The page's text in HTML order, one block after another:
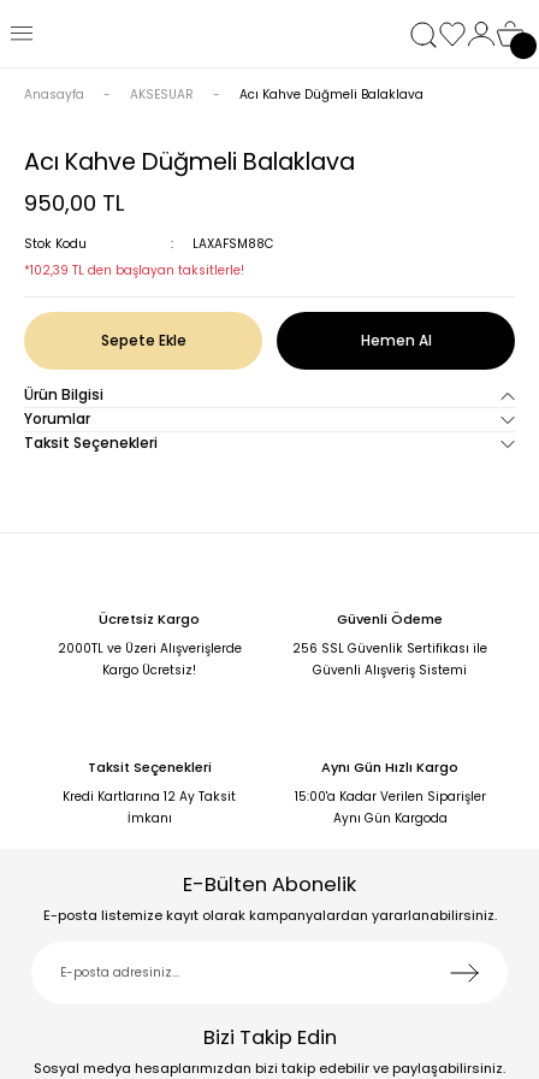
Anasayfa AKSESUAR Acı Kahve Düğmeli Balaklava
Acı Kahve Düğmeli Balaklava
950,00 TL
Stok Kodu
LAXAFSM88C
*102,39 TL den başlayan taksitlerle!
Sepete Ekle Hemen Al
Ürün Bilgisi
Yorumlar
Taksit Seçenekleri
Ücretsiz Kargo
2000TL ve Üzeri Alışverişlerde
Kargo Ücretsiz!
Güvenli Ödeme
256 SSL Güvenlik Sertifikası ile
Güvenli Alışveriş Sistemi
Taksit Seçenekleri
Kredi Kartlarına 12 Ay Taksit
İmkanı
Aynı Gün Hızlı Kargo
15:00'a Kadar Verilen Siparişler
Aynı Gün Kargoda
E-Bülten Abonelik
E-posta listemize kayıt olarak kampanyalardan yararlanabilirsiniz.
Bizi Takip Edin
Sosyal medya hesaplarımızdan bizi takip edebilir ve paylaşabilirsiniz.